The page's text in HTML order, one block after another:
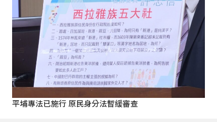
平埔專法已施行 原民身分法暫緩審查